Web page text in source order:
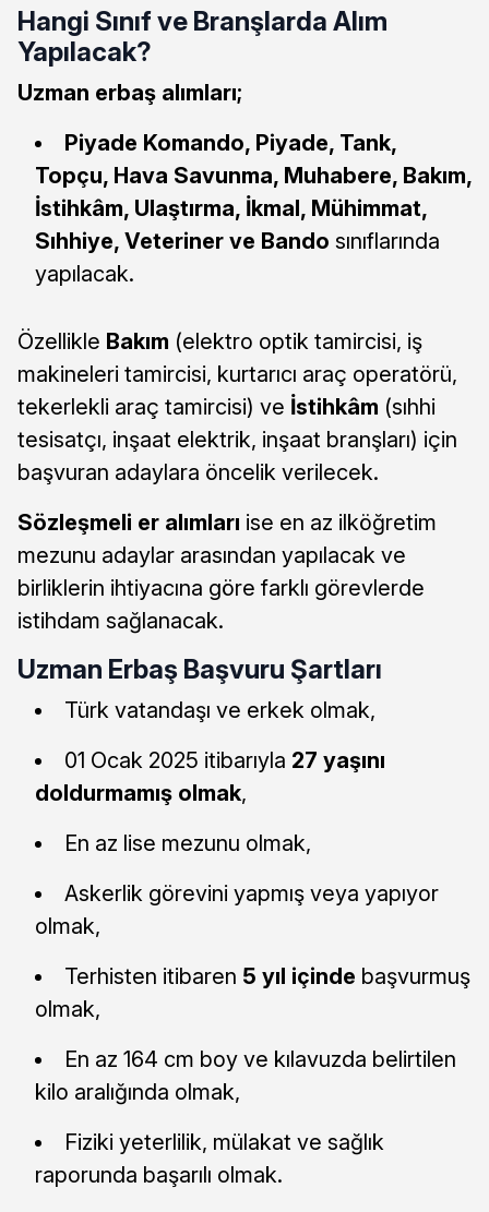
Hangi Sınıf ve Branşlarda Alım
Yapılacak?
Uzman erbaş alımları;
Piyade Komando, Piyade, Tank,
Topçu, Hava Savunma, Muhabere, Bakım,
İstihkâm, Ulaştırma, İkmal, Mühimmat,
Sıhhiye, Veteriner ve Bando sınıflarında
yapılacak.
Özellikle Bakım (elektro optik tamircisi, iş
makineleri tamircisi, kurtarıcı araç operatörü,
tekerlekli araç tamircisi) ve İstihkâm (sıhhi
tesisatçı, inşaat elektrik, inşaat branşları) için
başvuran adaylara öncelik verilecek.
Sözleşmeli er alımları ise en az ilköğretim
mezunu adaylar arasından yapılacak ve
birliklerin ihtiyacına göre farklı görevlerde
istihdam sağlanacak.
Uzman Erbaş Başvuru Şartları
Türk vatandaşı ve erkek olmak,
01 Ocak 2025 itibarıyla 27 yaşını
doldurmamış olmak,
En az lise mezunu olmak,
Askerlik görevini yapmış veya yapıyor
olmak,
Terhisten itibaren 5 yıl içinde başvurmuş
olmak,
En az 164 cm boy ve kılavuzda belirtilen
kilo aralığında olmak,
Fiziki yeterlilik, mülakat ve sağlık
raporunda başarılı olmak.